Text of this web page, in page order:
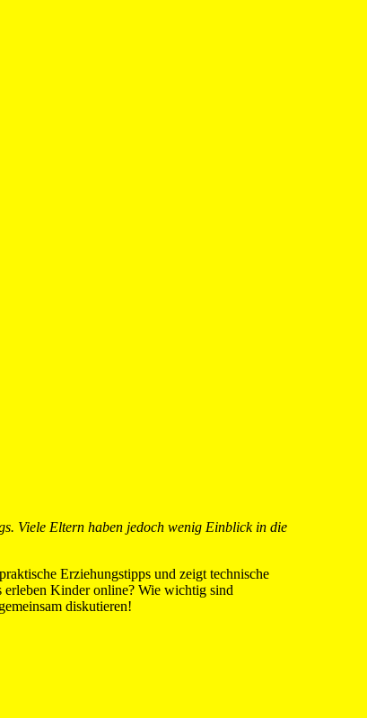
Viele Eltern haben jedoch wenig Einblick in die
Erziehungstipps und zeigt technische
erleben Kinder online? Wie wichtig sind
diskutieren!